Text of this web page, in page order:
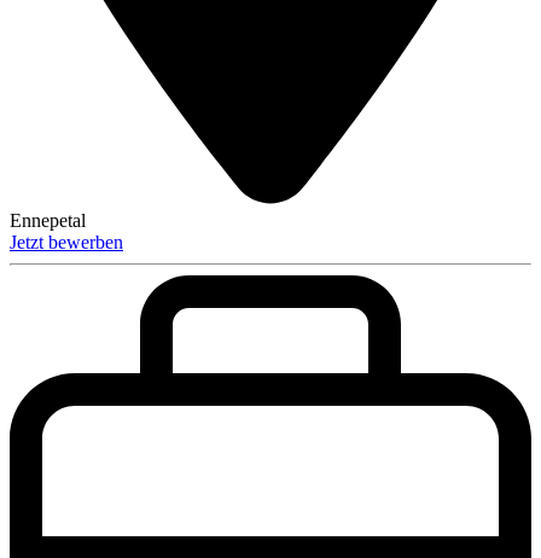
Ennepetal
Jetzt bewerben